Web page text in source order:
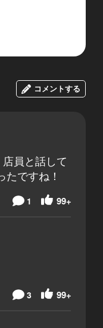
コメントする
員と話して
ですね！
99+
1
99+
3